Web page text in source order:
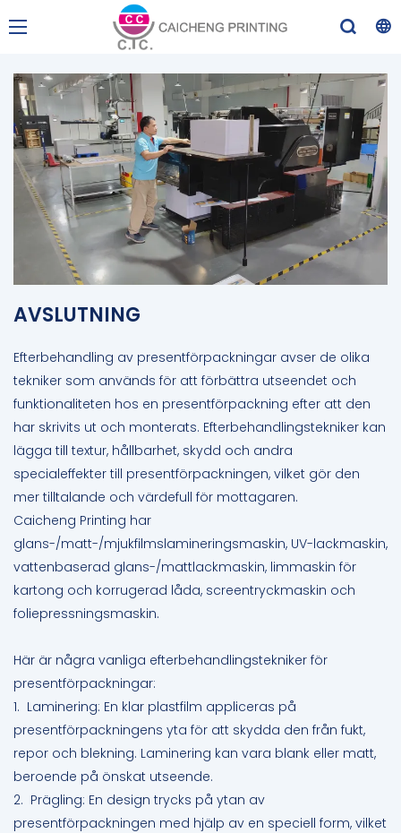
AVSLUTNING
Efterbehandling av presentförpackningar avser de olika
tekniker som används för att förbättra utseendet och
funktionaliteten hos en presentförpackning efter att den
har skrivits ut och monterats. Efterbehandlingstekniker kan
lägga till textur, hållbarhet, skydd och andra
specialeffekter till presentförpackningen, vilket gör den
mer tilltalande och värdefull för mottagaren.
Caicheng Printing har
glans-/matt-/mjukfilmslamineringsmaskin, UV-lackmaskin,
vattenbaserad glans-/mattlackmaskin, limmaskin för
kartong och korrugerad låda, screentryckmaskin och
foliepressningsmaskin.
Här är några vanliga efterbehandlingstekniker för
presentförpackningar:
1. Laminering: En klar plastfilm appliceras på
presentförpackningens yta för att skydda den från fukt,
repor och blekning. Laminering kan vara blank eller matt,
beroende på önskat utseende.
2. Prägling: En design trycks på ytan av
presentförpackningen med hjälp av en speciell form, vilket